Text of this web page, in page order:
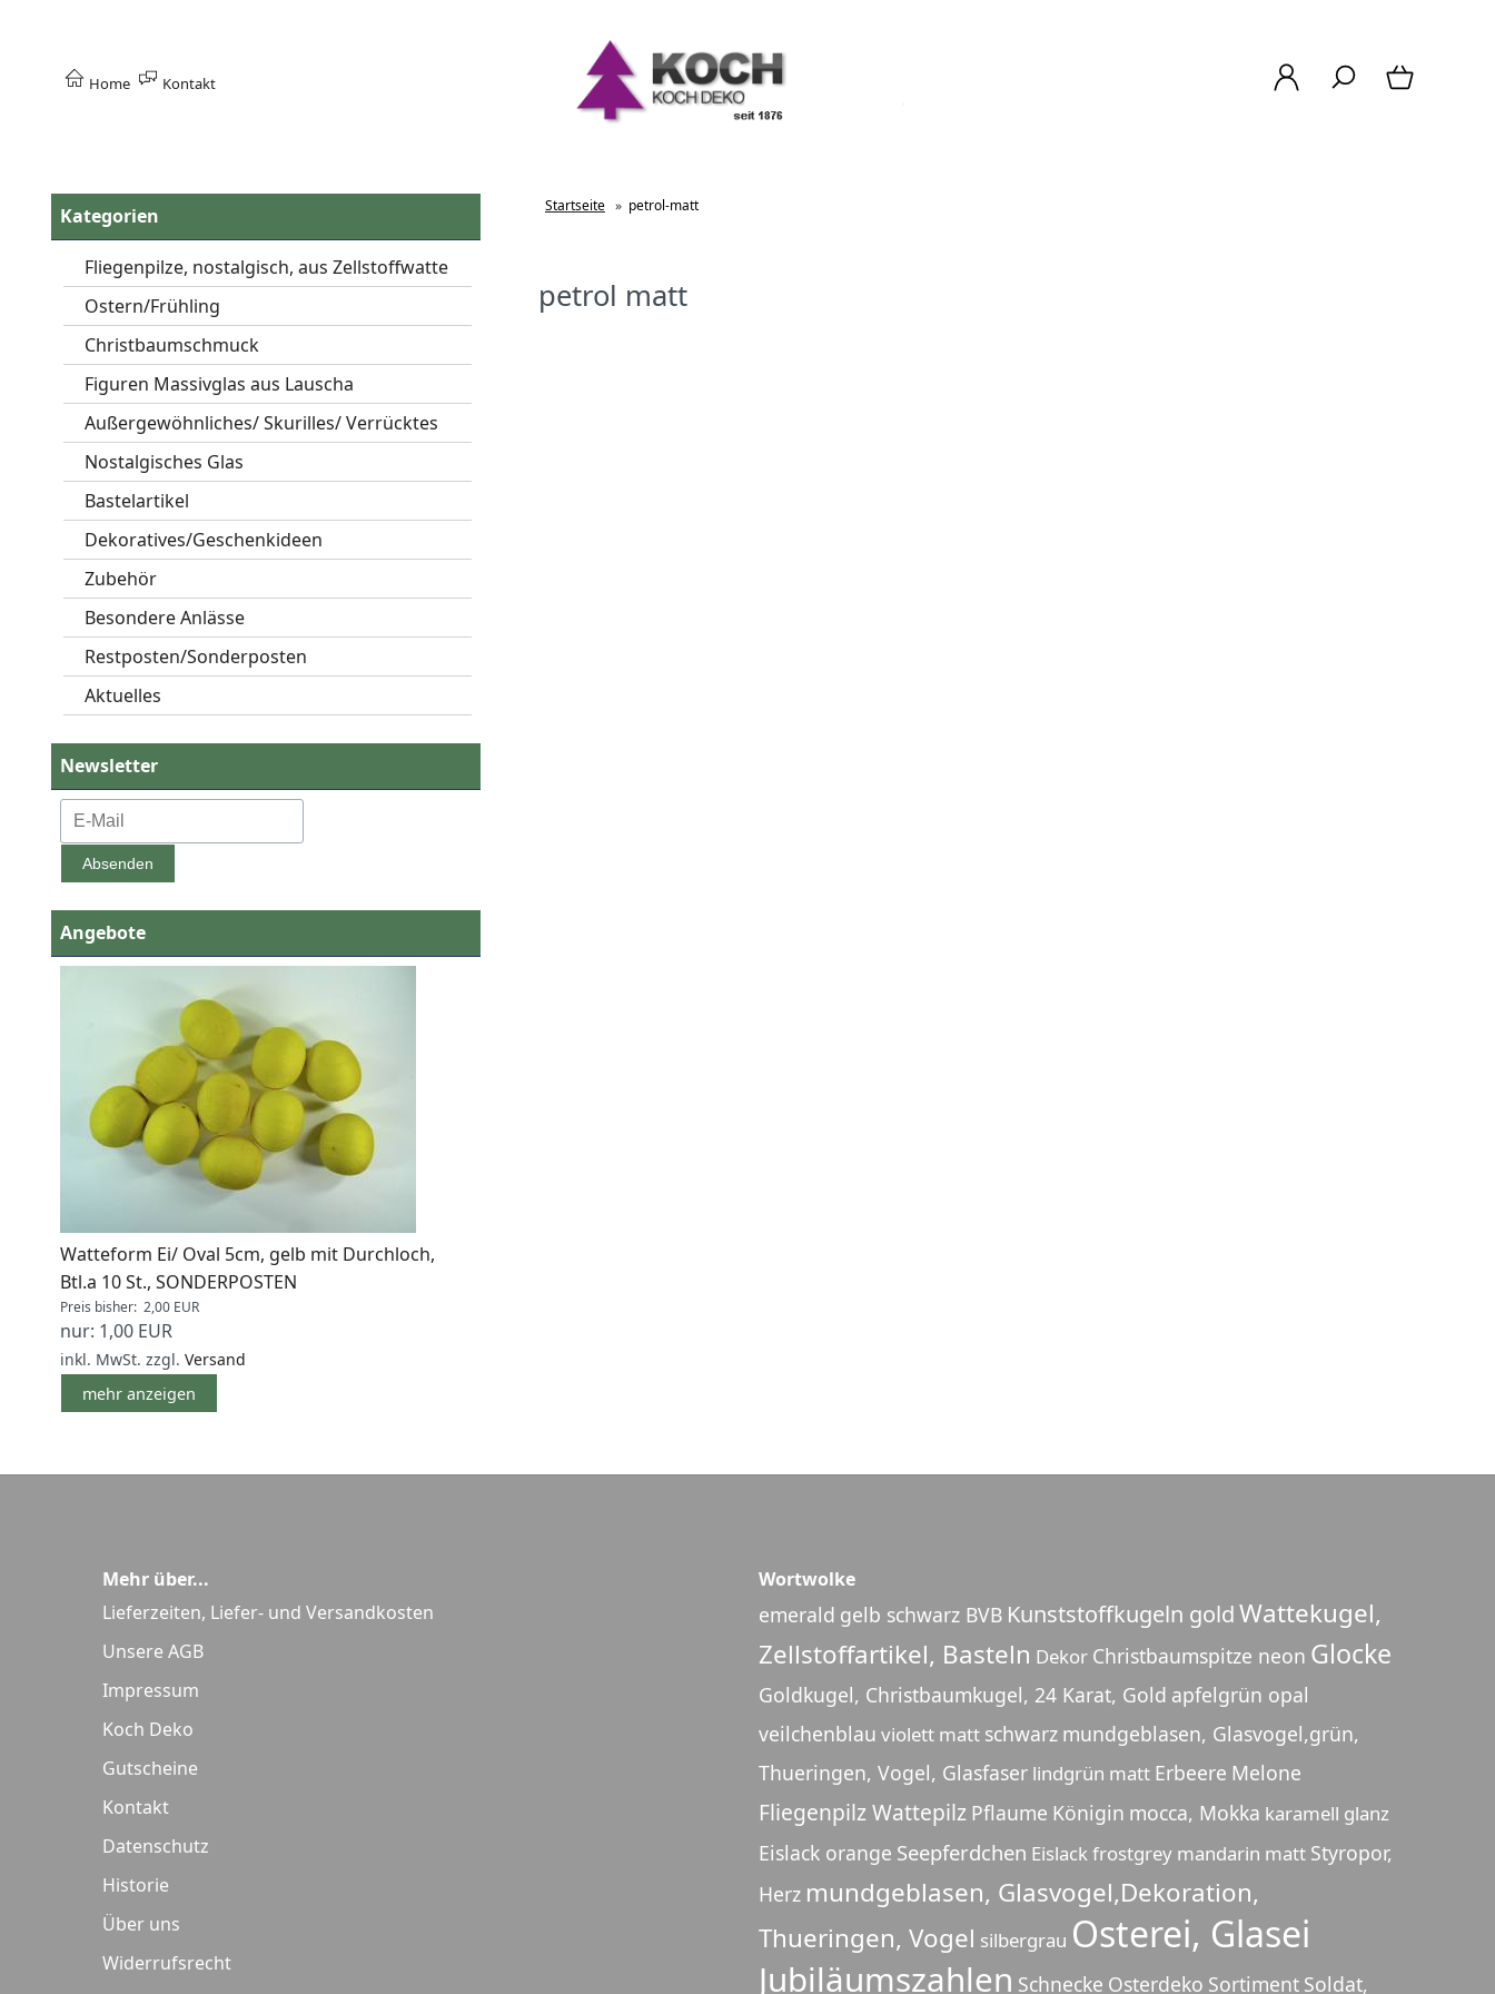
Home Kontakt
Kategorien
Fliegenpilze, nostalgisch, aus Zellstoffwatte
Ostern/Frühling
Christbaumschmuck
Figuren Massivglas aus Lauscha
Außergewöhnliches/ Skurilles/ Verrücktes
Nostalgisches Glas
Bastelartikel
Dekoratives/Geschenkideen
Zubehör
Besondere Anlässe
Restposten/Sonderposten
Aktuelles
Newsletter
Angebote
Watteform Ei/ Oval 5cm, gelb mit Durchloch,
Btl.a 10 St., SONDERPOSTEN
Preis bisher: 2,00 EUR
nur: 1,00 EUR
inkl. MwSt. zzgl. Versand
mehr anzeigen
Startseite » petrol-matt
petrol matt
Mehr über...
Lieferzeiten, Liefer- und Versandkosten
Unsere AGB
Impressum
Koch Deko
Gutscheine
Kontakt
Datenschutz
Historie
Über uns
Widerrufsrecht
Wortwolke
emerald gelb schwarz BVB Kunststoffkugeln goldWattekugel,
Zellstoffartikel, Basteln Dekor Christbaumspitze neon Glocke
Goldkugel, Christbaumkugel, 24 Karat, Gold apfelgrün opal
veilchenblau violett matt schwarz mundgeblasen, Glasvogel,grün,
Thueringen, Vogel, Glasfaser lindgrün matt Erbeere Melone
Fliegenpilz Wattepilz Pflaume Königin mocca, Mokka karamell glanz
Eislack orange Seepferdchen Eislack frostgrey mandarin matt Styropor,
Herz mundgeblasen, Glasvogel,Dekoration,
Thueringen, Vogel silbergrau Osterei, Glasei
Jubiläumszahlen Schnecke Osterdeko Sortiment Soldat,